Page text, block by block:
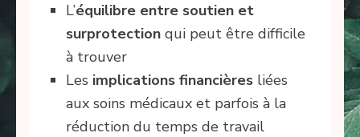
L’équilibre entre soutien et
surprotection qui peut être difficile
à trouver
Les implications financières liées
aux soins médicaux et parfois à la
réduction du temps de travail